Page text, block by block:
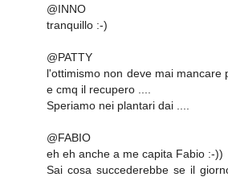
@INNO
tranquillo :-)
@PATTY
l'ottimismo non deve mai mancare
e cmq il recupero ....
Speriamo nei plantari dai ....
@FABIO
eh eh anche a me capita Fabio :-))
Sai cosa succederebbe se il